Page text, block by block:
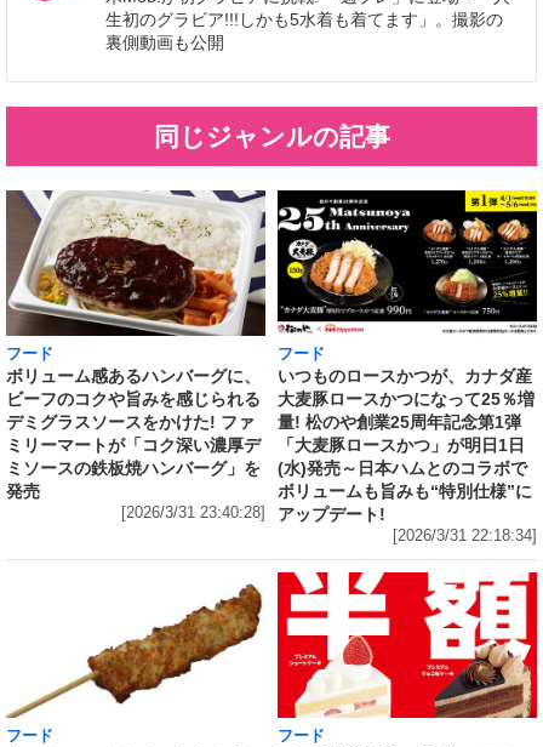
生初のグラビア!!!しかも5水着も着てます」。撮影の
裏側動画も公開
同じジャンルの記事
フード
ボリューム感あるハンバーグに、
ビーフのコクや旨みを感じられる
デミグラスソースをかけた! ファ
ミリーマートが「コク深い濃厚デ
ミソースの鉄板焼ハンバーグ」を
発売
[2026/3/31 23:40:28]
フード
いつものロースかつが、カナダ産
大麦豚ロースかつになって25％増
量! 松のや創業25周年記念第1弾
「大麦豚ロースかつ」が明日1日
(水)発売～日本ハムとのコラボで
ボリュームも旨みも“特別仕様”に
アップデート!
[2026/3/31 22:18:34]
フード フード